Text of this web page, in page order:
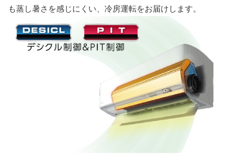
も蒸し暑さを感じにくい、冷房運転をお届けします。